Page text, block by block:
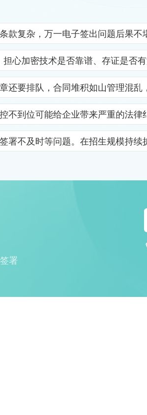
复杂，万一电子签出问题后果
加密技术是否靠谱、存证是
要排队，合同堆积如山管理混
到位可能给企业带来严重的法
不及时等问题。在招生规模
署